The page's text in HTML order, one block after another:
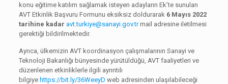
konu eğitime katılım sağlamak isteyen adayların Ek’te sunulan
AVT Etkinlik Başvuru Formunu eksiksiz doldurarak 6 Mayıs 2022
tarihine kadar avt.turkiye@sanayi.gov.trmail adresine iletilmesi
gerektiği bildirilmektedir.
Ayrıca, ülkemizin AVT koordinasyon çalışmalarının Sanayi ve
Teknoloji Bakanlığı bünyesinde yürütüldüğü, AVT faaliyetleri ve
düzenlenen etkinliklerle ilgili ayrıntılı
bilgiye https://bit.ly/36WeeyD web adresinden ulaşılabileceği